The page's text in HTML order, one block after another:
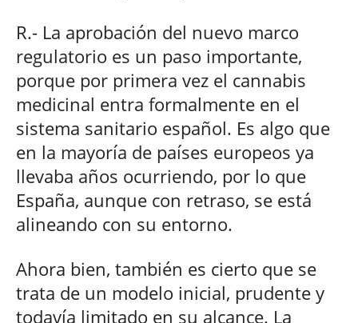
R.- La aprobación del nuevo marco
regulatorio es un paso importante,
porque por primera vez el cannabis
medicinal entra formalmente en el
sistema sanitario español. Es algo que
en la mayoría de países europeos ya
llevaba años ocurriendo, por lo que
España, aunque con retraso, se está
alineando con su entorno.
Ahora bien, también es cierto que se
trata de un modelo inicial, prudente y
todavía limitado en su alcance. La